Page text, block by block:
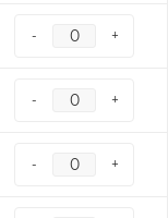
- +
- +
- +